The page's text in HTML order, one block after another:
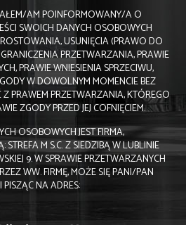
AM POINFORMOWANY/A O
SWOICH DANYCH OSOBOWYCH
USUNIĘCIA (PRAWO DO
PRZETWARZANIA, PRAWIE
PRAWIE WNIESIENIA SPRZECIWU,
W DOWOLNYM MOMENCIE BEZ
PRAWEM PRZETWARZANIA, KTÓREGO
ZGODY PRZED JEJ COFNIĘCIEM.
OSOBOWYCH JEST FIRMA,
M S.C. Z SIEDZIBĄ W LUBLINIE
9. W SPRAWIE PRZETWARZANYCH
WW. FIRMĘ, MOŻE SIĘ PANI/PAN
NA ADRES: